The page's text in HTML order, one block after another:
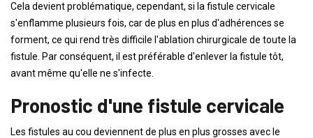
Cela devient problématique, cependant, si la fistule cervicale
s'enflamme plusieurs fois, car de plus en plus d'adhérences se
forment, ce qui rend très difficile l'ablation chirurgicale de toute la
fistule. Par conséquent, il est préférable d'enlever la fistule tôt,
avant même qu'elle ne s'infecte.
Pronostic d'une fistule cervicale
Les fistules au cou deviennent de plus en plus grosses avec le